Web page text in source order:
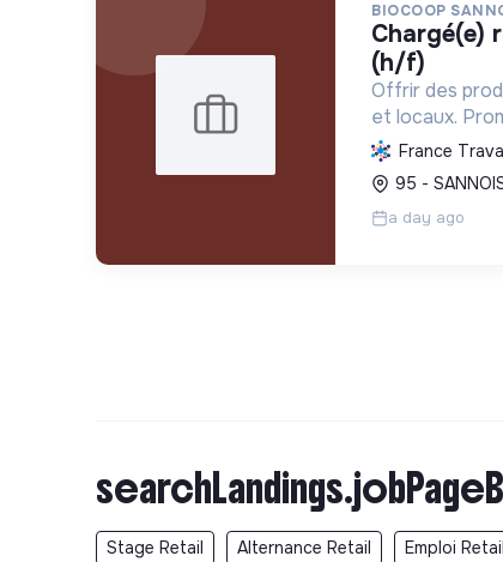
BIOCOOP
chargé(e) rayon fruits et légumes
(h/f)
Offrir des
et locaux.
biologique,
réduire
transition
France
95 -
a day ago
Stage Retail Alternance Retail Emploi Retail